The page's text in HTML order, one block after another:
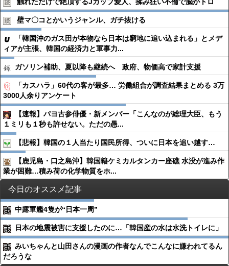
壁マ〇コとかいうジャンル、ガチ抜ける
「韓国沖のガス田が本物なら日本は窮地に追い込まれる」とメデ
ィアが主張、韓国の経済力と軍事力...
ガソリン補助、夏以降も継続へ 政府、物価高で家計支援
「カスハラ」60代の客が最多… 労働組合が調査結果まとめる 3万
3000人余りアンケート
【速報】パヨ古参俳優・新メンバー「こんなのが総理大臣、もう
１ミリも１秒も許せない。ただの愚...
【悲報】韓国の１人当たり国民所得、ついに日本を追い越す…
【鹿児島・口之島沖】韓国籍ケミカルタンカー座礁 水没が進み作
業が困難…積み荷の化学物質をホ...
今日のオススメ記事
中露軍艦4隻が“日本一周”
日本の地震被害に支援したのに…「韓国産の水は水洗トイレに」
みいちゃんと山田さんの漫画の作者なんでこんなに嫌われてるん
だろうな